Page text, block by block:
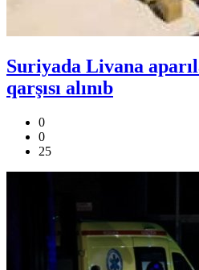
Suriyada Livana
qarşısı alınıb
0
0
25